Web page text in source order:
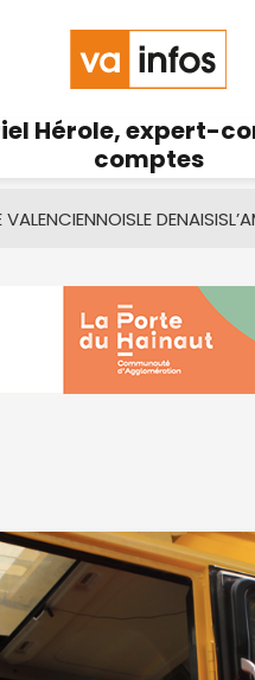
Hérole, expert-
comptes
VALENCIENNOISLE DENAISIS